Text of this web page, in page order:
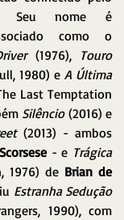
Seu nome é
como o
(1976), Touro
1980) e A Última
Last Temptation
Silêncio
(2013) - ambos
- e Trágica
1976) de Brian de
Estranha Sedução
1990), com